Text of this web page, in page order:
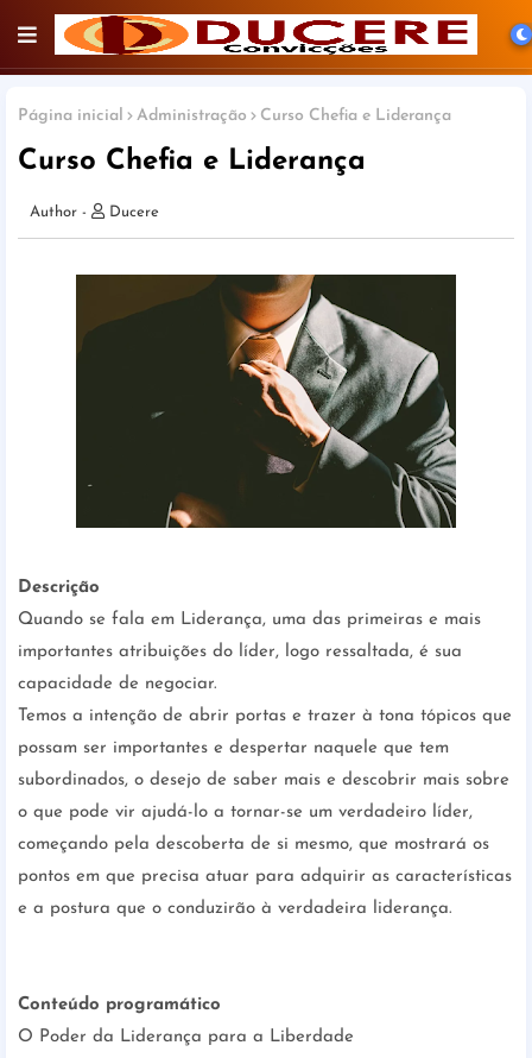
Página inicial Administração Curso Chefia e Liderança
Curso Chefia e Liderança
Ducere
Descrição
Quando se fala em Liderança, uma das primeiras e mais
importantes atribuições do líder, logo ressaltada, é sua
capacidade de negociar.
Temos a intenção de abrir portas e trazer à tona tópicos que
possam ser importantes e despertar naquele que tem
subordinados, o desejo de saber mais e descobrir mais sobre
o que pode vir ajudá-lo a tornar-se um verdadeiro líder,
começando pela descoberta de si mesmo, que mostrará os
pontos em que precisa atuar para adquirir as características
e a postura que o conduzirão à verdadeira liderança.
Conteúdo programático
O Poder da Liderança para a Liberdade